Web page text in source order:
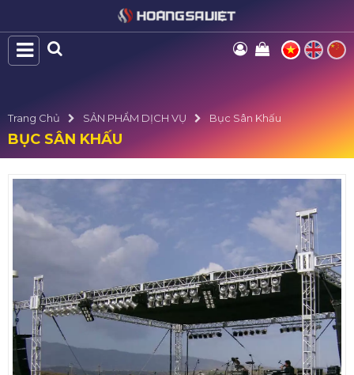
Trang Chủ SẢN PHẨM DỊCH VỤ Bục Sân Khấu
BỤC SÂN KHẤU